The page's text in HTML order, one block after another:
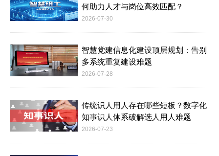
何助力人才与岗位高效匹配？
2026-07-30
智慧党建信息化建设顶层规划：告别
多系统重复建设难题
2026-07-28
传统识人用人存在哪些短板？数字化
知事识人体系破解选人用人难题
2026-07-23